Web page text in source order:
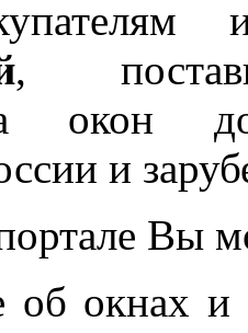
,
окон
и
Вы
об окнах и